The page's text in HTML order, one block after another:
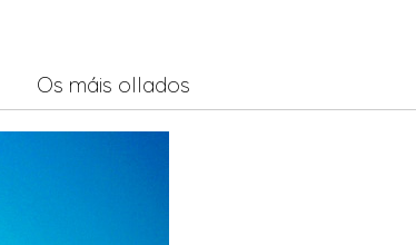
Os máis ollados